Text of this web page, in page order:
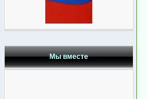
Мы вместе